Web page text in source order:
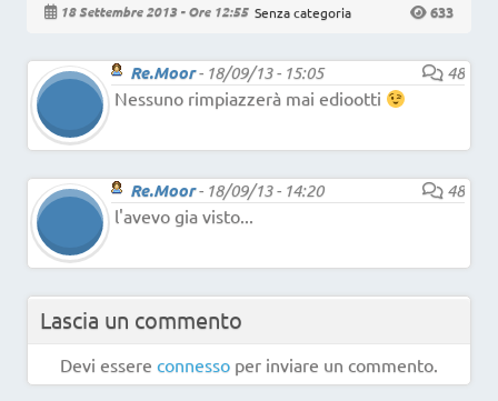
18 Settembre 2013 - Ore 12:55 Senza categoria 633
Re.Moor- 18/09/13 - 15:05
48
Nessuno rimpiazzerà mai ediootti
Re.Moor- 18/09/13 - 14:20
48
l'avevo gia visto...
Lascia un commento
Devi essere connesso per inviare un commento.